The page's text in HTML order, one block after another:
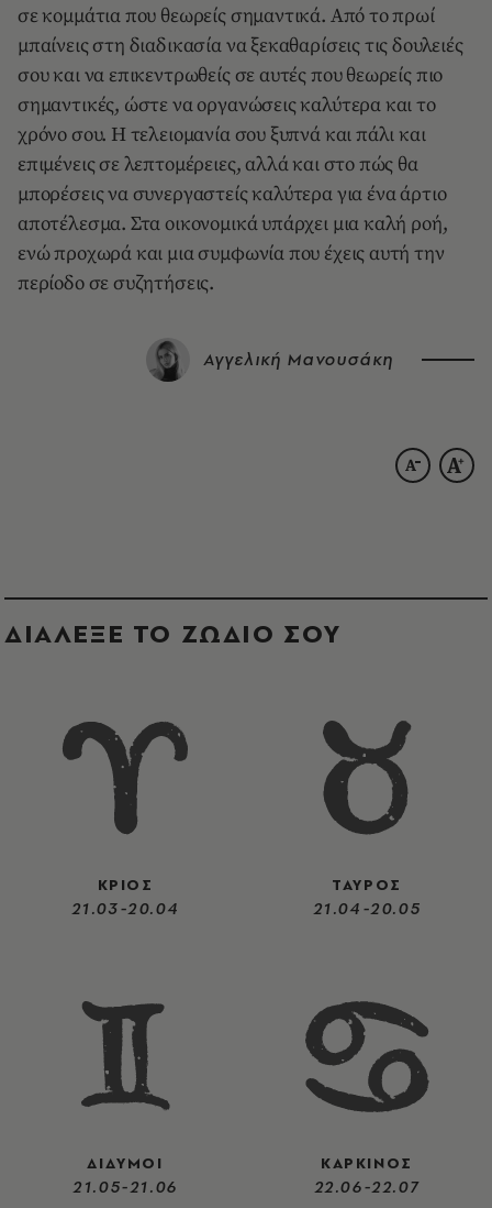
σε κομμάτια που θεωρείς σημαντικά. Από το πρωί
μπαίνεις στη διαδικασία να ξεκαθαρίσεις τις δουλειές
σου και να επικεντρωθείς σε αυτές που θεωρείς πιο
σημαντικές, ώστε να οργανώσεις καλύτερα και το
χρόνο σου. Η τελειομανία σου ξυπνά και πάλι και
επιμένεις σε λεπτομέρειες, αλλά και στο πώς θα
μπορέσεις να συνεργαστείς καλύτερα για ένα άρτιο
αποτέλεσμα. Στα οικονομικά υπάρχει μια καλή ροή,
ενώ προχωρά και μια συμφωνία που έχεις αυτή την
περίοδο σε συζητήσεις.
Αγγελική Μανουσάκη
ΔΙΑΛΕΞΕ ΤΟ ΖΩΔΙΟ ΣΟΥ
ΚΡΙΟΣ
21.03-20.04
ΤΑΥΡΟΣ
21.04-20.05
ΔΙΔΥΜΟΙ
21.05-21.06
ΚΑΡΚΙΝΟΣ
22.06-22.07